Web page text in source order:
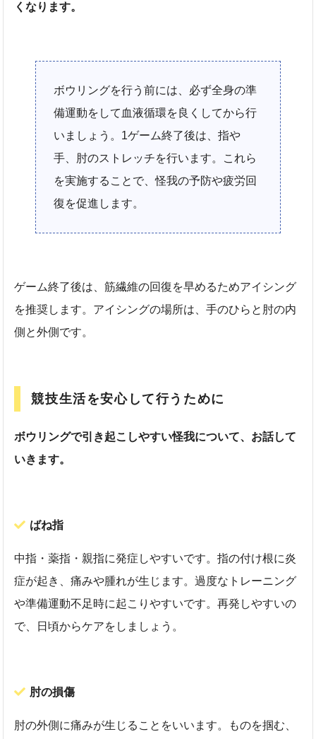
くなります。
ボウリングを行う前には、必ず全身の準
備運動をして血液循環を良くしてから行
いましょう。1ゲーム終了後は、指や
手、肘のストレッチを行います。これら
を実施することで、怪我の予防や疲労回
復を促進します。
ゲーム終了後は、筋繊維の回復を早めるためアイシング
を推奨します。アイシングの場所は、手のひらと肘の内
側と外側です。
競技生活を安心して行うために
ボウリングで引き起こしやすい怪我について、お話して
いきます。
ばね指
中指・薬指・親指に発症しやすいです。指の付け根に炎
症が起き、痛みや腫れが生じます。過度なトレーニング
や準備運動不足時に起こりやすいです。再発しやすいの
で、日頃からケアをしましょう。
肘の損傷
肘の外側に痛みが生じることをいいます。ものを掴む、